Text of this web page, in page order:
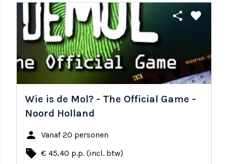
share favorite
Wie is de Mol? - The Official Game -
Noord Holland
person Vanaf 20 personen
local_offer € 45,40 p.p. (incl. btw)